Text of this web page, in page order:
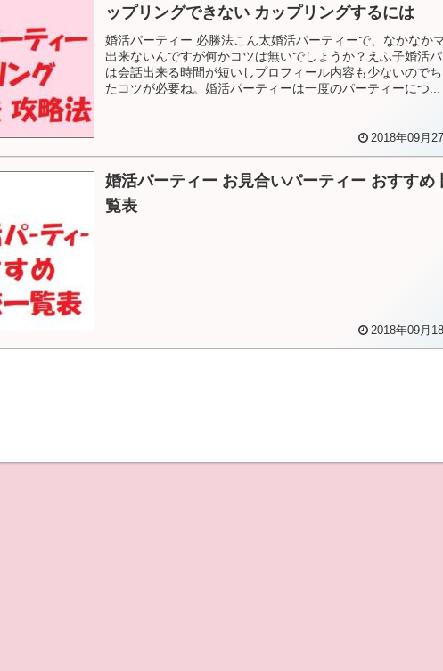
ップリングできない カップリングするには
婚活パーティー 必勝法こん太婚活パーティーで、なかなか
出来ないんですが何かコツは無いでしょうか？えふ子婚活
は会話出来る時間が短いしプロフィール内容も少ないので
たコツが必要ね。婚活パーティーは一度のパーティーにつ...
2018年09月
婚活パーティー お見合いパーティー おすすめ
覧表
2018年09月